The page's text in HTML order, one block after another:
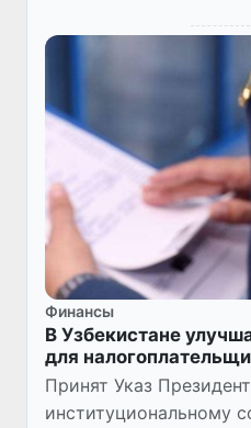
Финансы
В Узбекистане
для
Принят Указ
институциональному